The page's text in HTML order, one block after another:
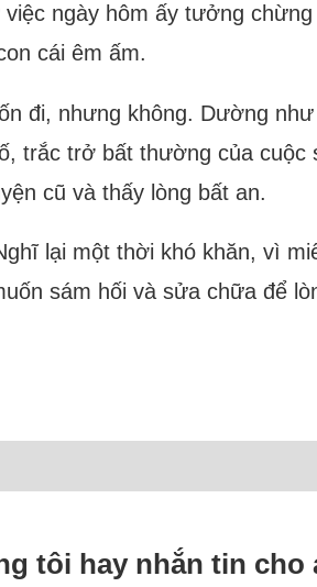
ngày hôm ấy tưởng
cái êm ấm.
đi, nhưng không. Dường
trắc trở bất thường của
cũ và thấy lòng bất an.
lại một thời khó khăn, vì
sám hối và sửa chữa để
tôi hay nhắn tin cho